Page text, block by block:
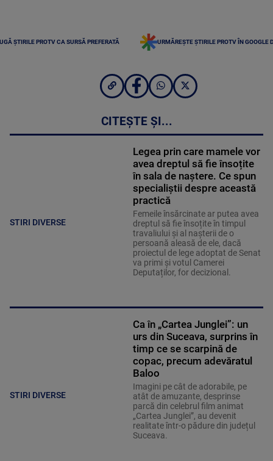
ȘTIRILE PROTV CA SURSĂ PREFERATĂ URMĂREȘTE ȘTIRILE PROTV ÎN GOOGLE
CITEȘTE ȘI...
STIRI DIVERSE
Legea prin care mamele vor
avea dreptul să fie însoțite
în sala de naștere. Ce spun
specialiștii despre această
practică
Femeile însărcinate ar putea avea
dreptul să fie însoțite în timpul
travaliului și al nașterii de o
persoană aleasă de ele, dacă
proiectul de lege adoptat de Senat
va primi și votul Camerei
Deputaților, for decizional.
STIRI DIVERSE
Ca în „Cartea Junglei”: un
urs din Suceava, surprins în
timp ce se scarpină de
copac, precum adevăratul
Baloo
Imagini pe cât de adorabile, pe
atât de amuzante, desprinse
parcă din celebrul film animat
„Cartea Junglei”, au devenit
realitate într-o pădure din județul
Suceava.